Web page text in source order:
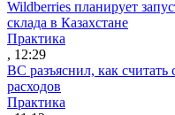
Wildberries планирует
склада в Казахстане
Практика
, 12:29
ВС разъяснил, как считать
расходов
Практика